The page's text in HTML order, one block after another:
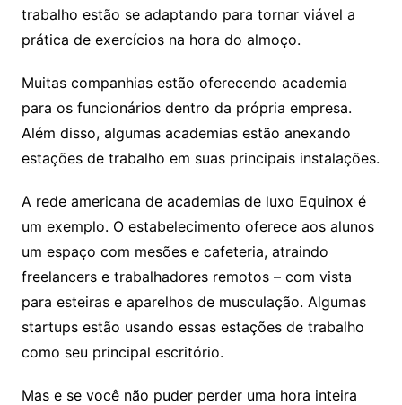
trabalho estão se adaptando para tornar viável a
prática de exercícios na hora do almoço.
Muitas companhias estão oferecendo academia
para os funcionários dentro da própria empresa.
Além disso, algumas academias estão anexando
estações de trabalho em suas principais instalações.
A rede americana de academias de luxo Equinox é
um exemplo. O estabelecimento oferece aos alunos
um espaço com mesões e cafeteria, atraindo
freelancers e trabalhadores remotos – com vista
para esteiras e aparelhos de musculação. Algumas
startups estão usando essas estações de trabalho
como seu principal escritório.
Mas e se você não puder perder uma hora inteira